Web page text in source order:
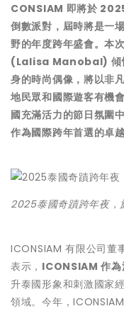
CONSIAM 即將於
倒數派對，屆時將是一
野的年度跨年盛會。本
(Lalisa Manobal) 傾
身的時尚偶像，將以非
地民眾和國際遊客有機
國充滿活力的節日氛圍
作為國際跨年首選的卓越
2025泰國奇蹟跨年夜，
ICONSIAM 有限公司董
表示， ICONSIAM 作為
升泰國形象和刺激國家
領域。今年，